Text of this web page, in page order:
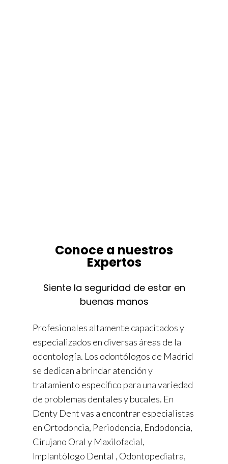
Conoce a nuestros
Expertos
Siente la seguridad de estar en
buenas manos
Profesionales altamente capacitados y
especializados en diversas áreas de la
odontología. Los odontólogos de Madrid
se dedican a brindar atención y
tratamiento específico para una variedad
de problemas dentales y bucales. En
Denty Dent vas a encontrar especialistas
en Ortodoncia, Periodoncia, Endodoncia,
Cirujano Oral y Maxilofacial,
Implantólogo Dental , Odontopediatra,